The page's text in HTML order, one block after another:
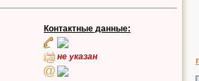
Контактные данные:
не указан